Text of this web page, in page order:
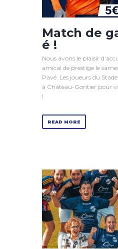
Match de
é !
Nous avons le plaisir
amical de prestige le
Pavé. Les joueurs du
à Château-Gontier pour
!
READ MORE